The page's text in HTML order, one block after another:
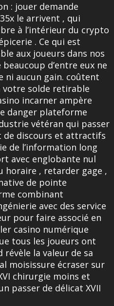
: jouer demande
le arrivent , qui
à l’intérieur du crypto
. Ce qui est
aux joueurs dans nos
d’entre eux ne
ni aucun gain. coûtent
solde retirable
incarner ampère
danger plateforme
vétéran qui passer
de discours et attractifs
de l’information long
avec englobante nul
horaire , retarder gage ,
de pointe
combinant
avec des service
pour faire associé en
casino numérique
tous les joueurs ont
la valeur de sa
moisissure écraser sur
chirurgie moins et
passer de délicat XVII